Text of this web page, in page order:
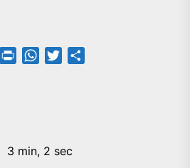
TelegramPrintFriendly
WhatsApp
Twitter
3 min, 2 sec